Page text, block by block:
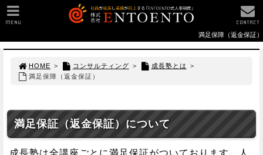
満足保障（返金保証）
HOME > コンサルティング > 成長塾とは
>
満足保障（返金保証）
満足保証（返金保証）について
成長塾は全講座ごとに満足保証がついております。人
MENU CONTACT